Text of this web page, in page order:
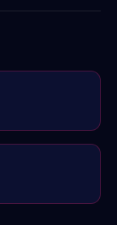
permet
se trouve
que ce